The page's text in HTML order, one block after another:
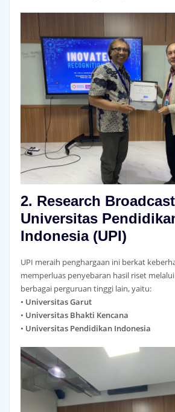
2. Research
Universitas
Indonesia (UPI)
UPI meraih penghargaan ini berkat
memperluas penyebaran hasil riset
berbagai perguruan tinggi lain, yaitu:
• Universitas Garut
• Universitas Bhakti Kencana
• Universitas Pendidikan Indonesia